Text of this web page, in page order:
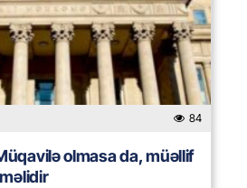
84
olmasa da, müəllif